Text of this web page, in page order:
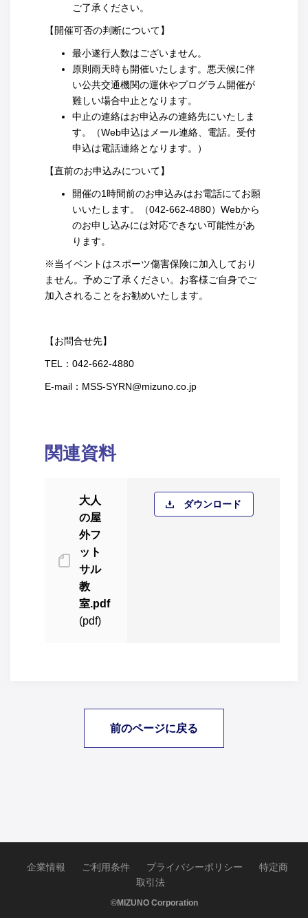
ご了承ください。
【開催可否の判断について】
最小遂行人数はございません。
原則雨天時も開催いたします。悪天候に伴
い公共交通機関の運休やプログラム開催が
難しい場合中止となります。
中止の連絡はお申込みの連絡先にいたしま
す。（Web申込はメール連絡、電話。受付
申込は電話連絡となります。）
【直前のお申込みについて】
開催の1時間前のお申込みはお電話にてお願
いいたします。（042-662-4880）Webから
のお申し込みには対応できない可能性があ
ります。
※当イベントはスポーツ傷害保険に加入しており
ません。予めご了承ください。お客様ご自身でご
加入されることをお勧めいたします。
【お問合せ先】
TEL：042-662-4880
E-mail：MSS-SYRN@mizuno.co.jp
関連資料
大人
の屋
外フ
ット
サル
教
室.pdf
(pdf)
ダウンロード
前のページに戻る
企業情報 ご利用条件 プライバシーポリシー
特定商
取引法
©MIZUNO Corporation